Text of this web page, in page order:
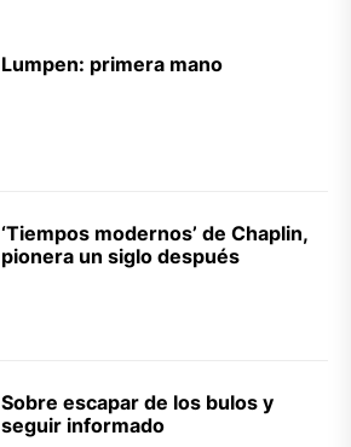
Lumpen: primera mano
‘Tiempos modernos’ de Chaplin,
pionera un siglo después
Sobre escapar de los bulos y
seguir informado